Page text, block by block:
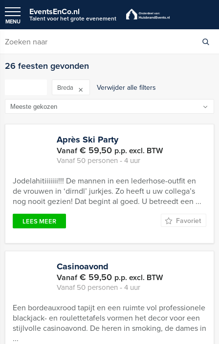
EventsEnCo.nl
Talent voor het grote evenement
MENU
26 feesten gevonden
Breda Verwijder alle filters
Après Ski Party
Vanaf€ 59,50 p.p. excl. BTW
Vanaf 50 personen ‐ 4 uur
Jodelahitiiiiiii!!! De mannen in een lederhose-outfit en
de vrouwen in ‘dirndl’ jurkjes. Zo heeft u uw collega’s
nog nooit gezien! Dat begint al goed. U betreedt een ...
LEES MEER Favoriet
Casinoavond
Vanaf€ 59,50 p.p. excl. BTW
Vanaf 50 personen ‐ 4 uur
Een bordeauxrood tapijt en een ruimte vol professionele
blackjack- en roulettetafels vormen het decor voor een
stijlvolle casinoavond. De heren in smoking, de dames in
...